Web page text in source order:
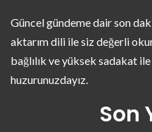
Güncel gündeme dair son
aktarım dili ile siz değerli
bağlılık ve yüksek sadakat
huzurunuzdayız.
Son